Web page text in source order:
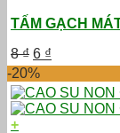
TẤM GẠCH
8₫ Giá
gốc
là:
8 ₫.
6 ₫
hiện
tại
là:
6 ₫.
-20%
+